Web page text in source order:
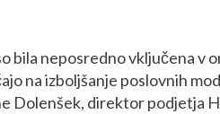
bila neposredno vključena v
na izboljšanje poslovnih
Dolenšek, direktor podjetja